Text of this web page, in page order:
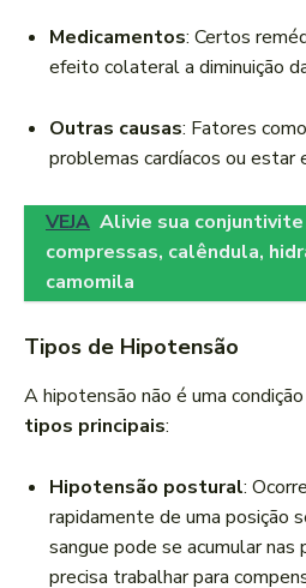
Medicamentos: Certos
efeito colateral a diminuição
Outras causas: Fatores
problemas cardíacos ou
VEJA Alivie sua conjuntivite
compressas, calêndula,
camomila
Tipos de Hipotensão
A hipotensão não é uma
tipos principais:
Hipotensão postural:
rapidamente de uma posição
sangue pode se acumular nas
precisa trabalhar para